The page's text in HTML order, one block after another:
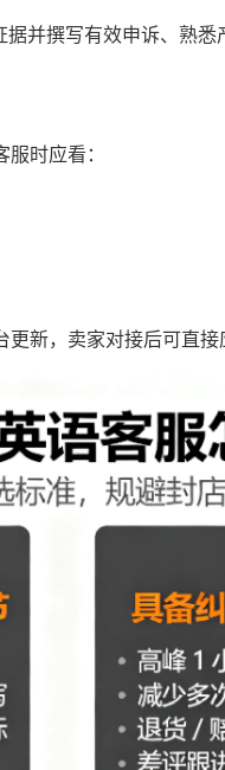
并撰写有效申诉、熟
时应看：
新，卖家对接后可直接